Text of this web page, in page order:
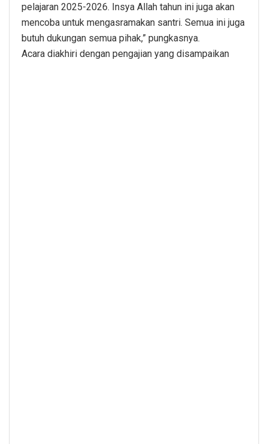
pelajaran 2025-2026. Insya Allah tahun ini juga akan
mencoba untuk mengasramakan santri. Semua ini juga
butuh dukungan semua pihak,” pungkasnya.
Acara diakhiri dengan pengajian yang disampaikan